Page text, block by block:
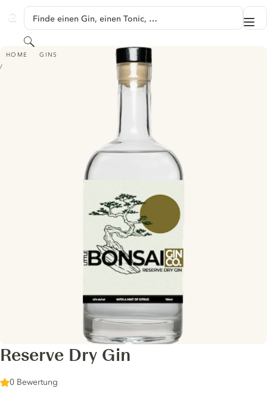
GINVENTORY
Finde einen Gin, einen Tonic, …
Suchen
HOME GINS
RESERVE DRY GIN
Reserve Dry Gin
0 Bewertung